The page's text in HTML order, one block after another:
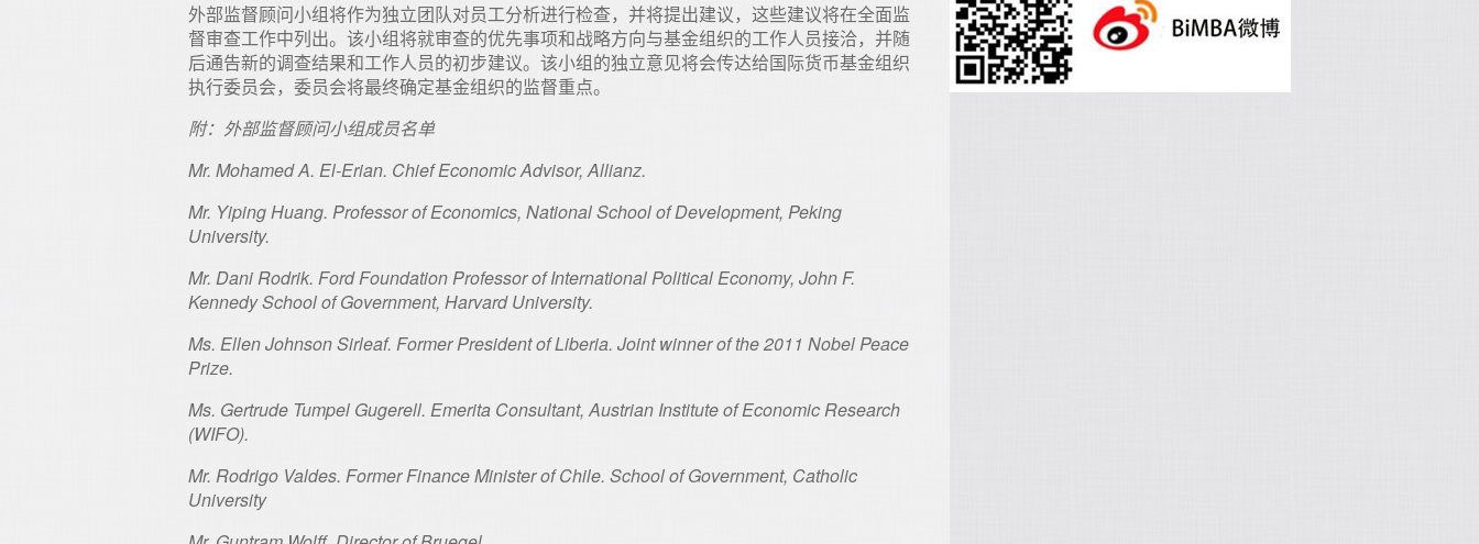
外部监督顾问小组将作为独立团队对员工分析进行检查，并将提出建议，这些建议将在全面监
督审查工作中列出。该小组将就审查的优先事项和战略方向与基金组织的工作人员接洽，并随
后通告新的调查结果和工作人员的初步建议。该小组的独立意见将会传达给国际货币基金组织
执行委员会，委员会将最终确定基金组织的监督重点。
附：外部监督顾问小组成员名单
Mr. Mohamed A. El-Erian. Chief Economic Advisor, Allianz.
Mr. Yiping Huang. Professor of Economics, National School of Development, Peking
University.
Mr. Dani Rodrik. Ford Foundation Professor of International Political Economy, John F.
Kennedy School of Government, Harvard University.
Ms. Ellen Johnson Sirleaf. Former President of Liberia. Joint winner of the 2011 Nobel Peace
Prize.
Ms. Gertrude Tumpel Gugerell. Emerita Consultant, Austrian Institute of Economic Research
(WIFO).
Mr. Rodrigo Valdes. Former Finance Minister of Chile. School of Government, Catholic
University